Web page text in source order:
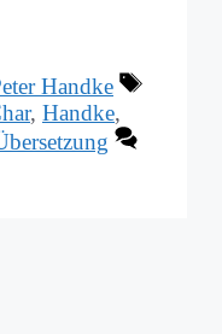
Handke
, Handke,